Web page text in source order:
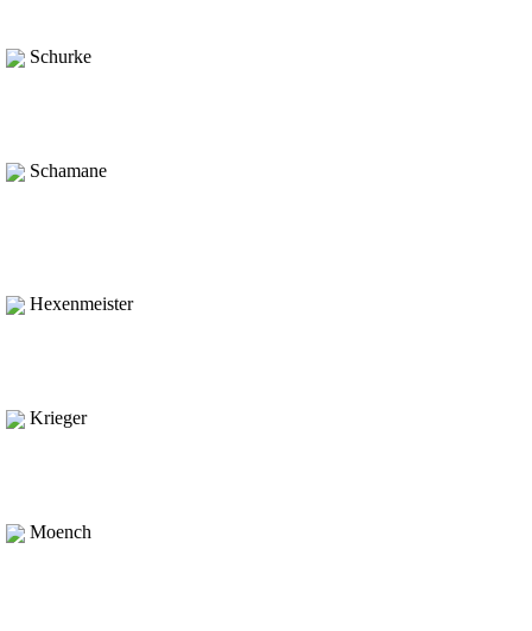
Schurke
Schamane
Hexenmeister
Krieger
Moench